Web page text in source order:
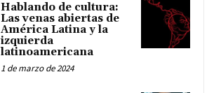
Hablando de cultura:
Las venas abiertas de
América Latina y la
izquierda
latinoamericana
1 de marzo de 2024